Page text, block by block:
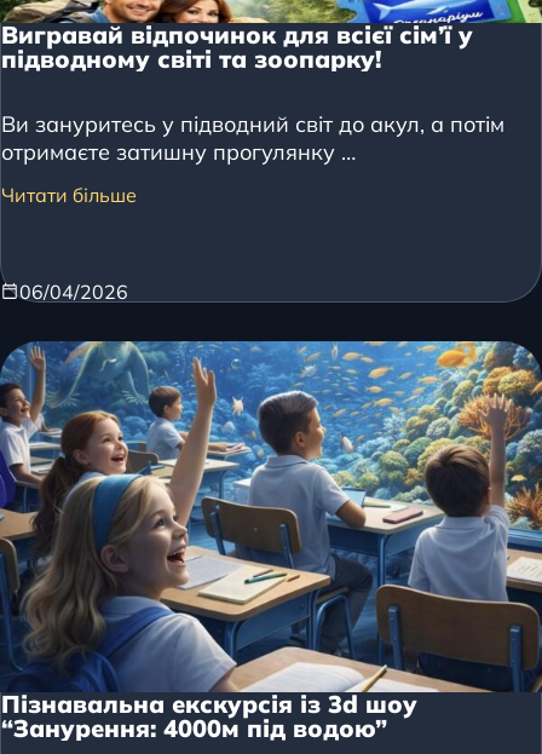
Вигравай відпочинок для всієї сім’ї у
підводному світі та зоопарку!
Ви зануритесь у підводний світ до акул, а потім
отримаєте затишну прогулянку …
Читати більше
06/04/2026
Пізнавальна екскурсія із 3d шоу
“Занурення: 4000м під водою”